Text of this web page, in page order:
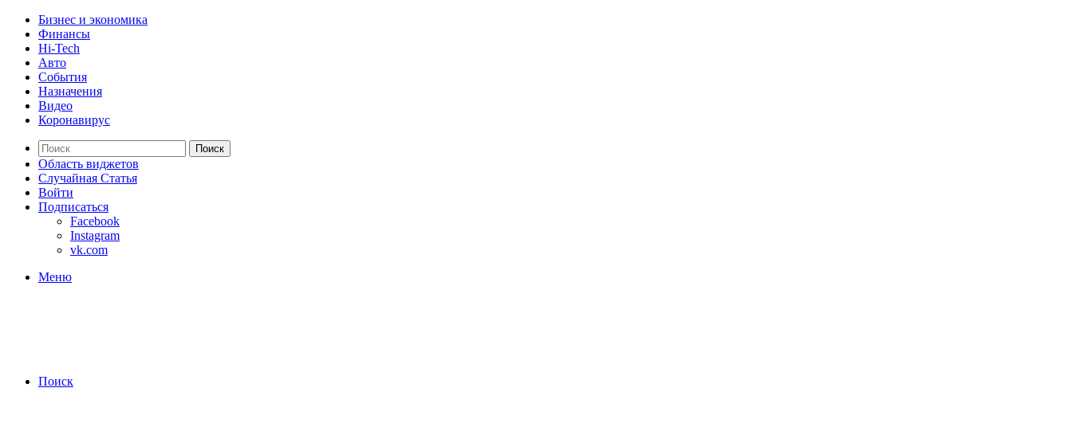
Бизнес и экономика
Финансы
Hi-Tech
Авто
События
Назначения
Видео
Коронавирус
Поиск
Область виджетов
Случайная Статья
Войти
Подписаться
Facebook
Instagram
vk.com
Меню
Поиск